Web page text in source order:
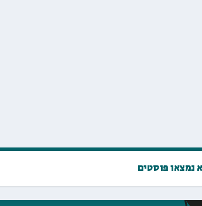
נמצאו פוסטים